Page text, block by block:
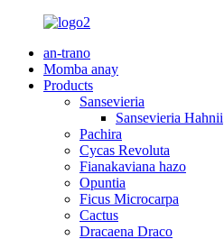
an-trano
Momba anay
Products
Sansevieria
Sansevieria Hahnii
Pachira
Cycas Revoluta
Fianakaviana hazo
Opuntia
Ficus Microcarpa
Cactus
Dracaena Draco